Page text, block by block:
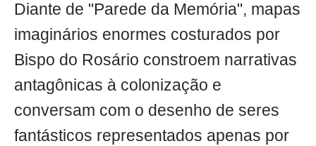
Diante de "Parede da Memória", mapas
imaginários enormes costurados por
Bispo do Rosário constroem narrativas
antagônicas à colonização e
conversam com o desenho de seres
fantásticos representados apenas por